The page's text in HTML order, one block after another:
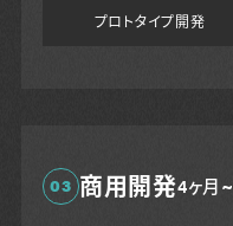
プロトタイプ開発
03 商用開発4ヶ月~